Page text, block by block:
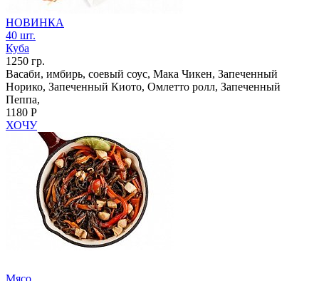
НОВИНКА
40 шт.
Куба
1250 гр.
Васаби, имбирь, соевый соус, Мака Чикен, Запеченный
Норико, Запеченный Киото, Омлетто ролл, Запеченный
Пеппа,
1180 Р
ХОЧУ
Мясо